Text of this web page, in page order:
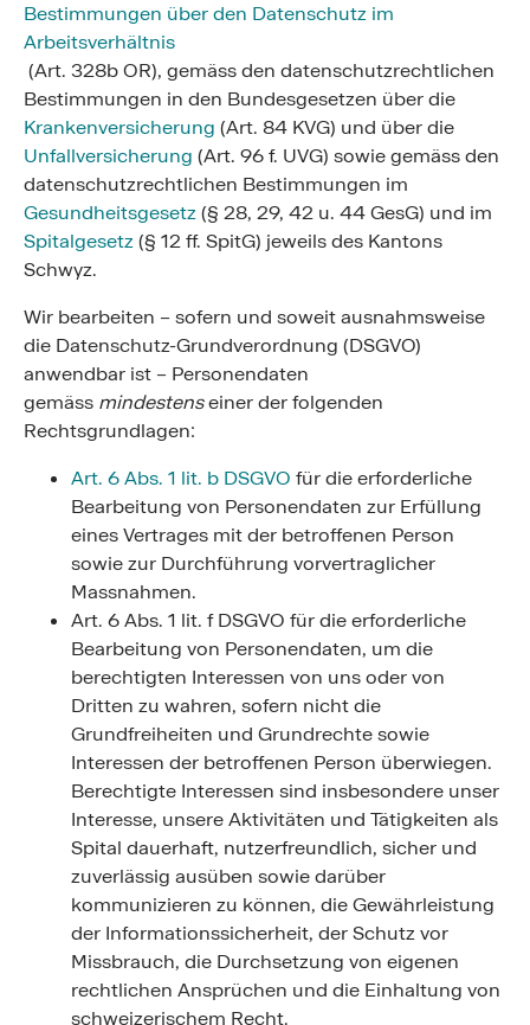
Bestimmungen über den Datenschutz im
Arbeitsverhältnis
(Art. 328b OR), gemäss den datenschutzrechtlichen
Bestimmungen in den Bundesgesetzen über die
Krankenversicherung (Art. 84 KVG) und über die
Unfallversicherung (Art. 96 f. UVG) sowie gemäss den
datenschutzrechtlichen Bestimmungen im
Gesundheitsgesetz(§ 28, 29, 42 u. 44 GesG) und im
Spitalgesetz(§ 12 ff. SpitG) jeweils des Kantons
Schwyz.
Wir bearbeiten – sofern und soweit ausnahmsweise
die Datenschutz-Grundverordnung (DSGVO)
anwendbar ist – Personendaten
gemäss mindestenseiner der folgenden
Rechtsgrundlagen:
Art. 6 Abs. 1 lit. b DSGVO für die erforderliche
Bearbeitung von Personendaten zur Erfüllung
eines Vertrages mit der betroffenen Person
sowie zur Durchführung vorvertraglicher
Massnahmen.
Art. 6 Abs. 1 lit. f DSGVO für die erforderliche
Bearbeitung von Personendaten, um die
berechtigten Interessen von uns oder von
Dritten zu wahren, sofern nicht die
Grundfreiheiten und Grundrechte sowie
Interessen der betroffenen Person überwiegen.
Berechtigte Interessen sind insbesondere unser
Interesse, unsere Aktivitäten und Tätigkeiten als
Spital dauerhaft, nutzerfreundlich, sicher und
zuverlässig ausüben sowie darüber
kommunizieren zu können, die Gewährleistung
der Informationssicherheit, der Schutz vor
Missbrauch, die Durchsetzung von eigenen
rechtlichen Ansprüchen und die Einhaltung von
schweizerischem Recht.